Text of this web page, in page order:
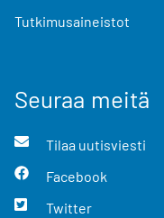
Tutkimusaineistot
Seuraa meitä
Tilaa uutisviesti
Facebook
Twitter